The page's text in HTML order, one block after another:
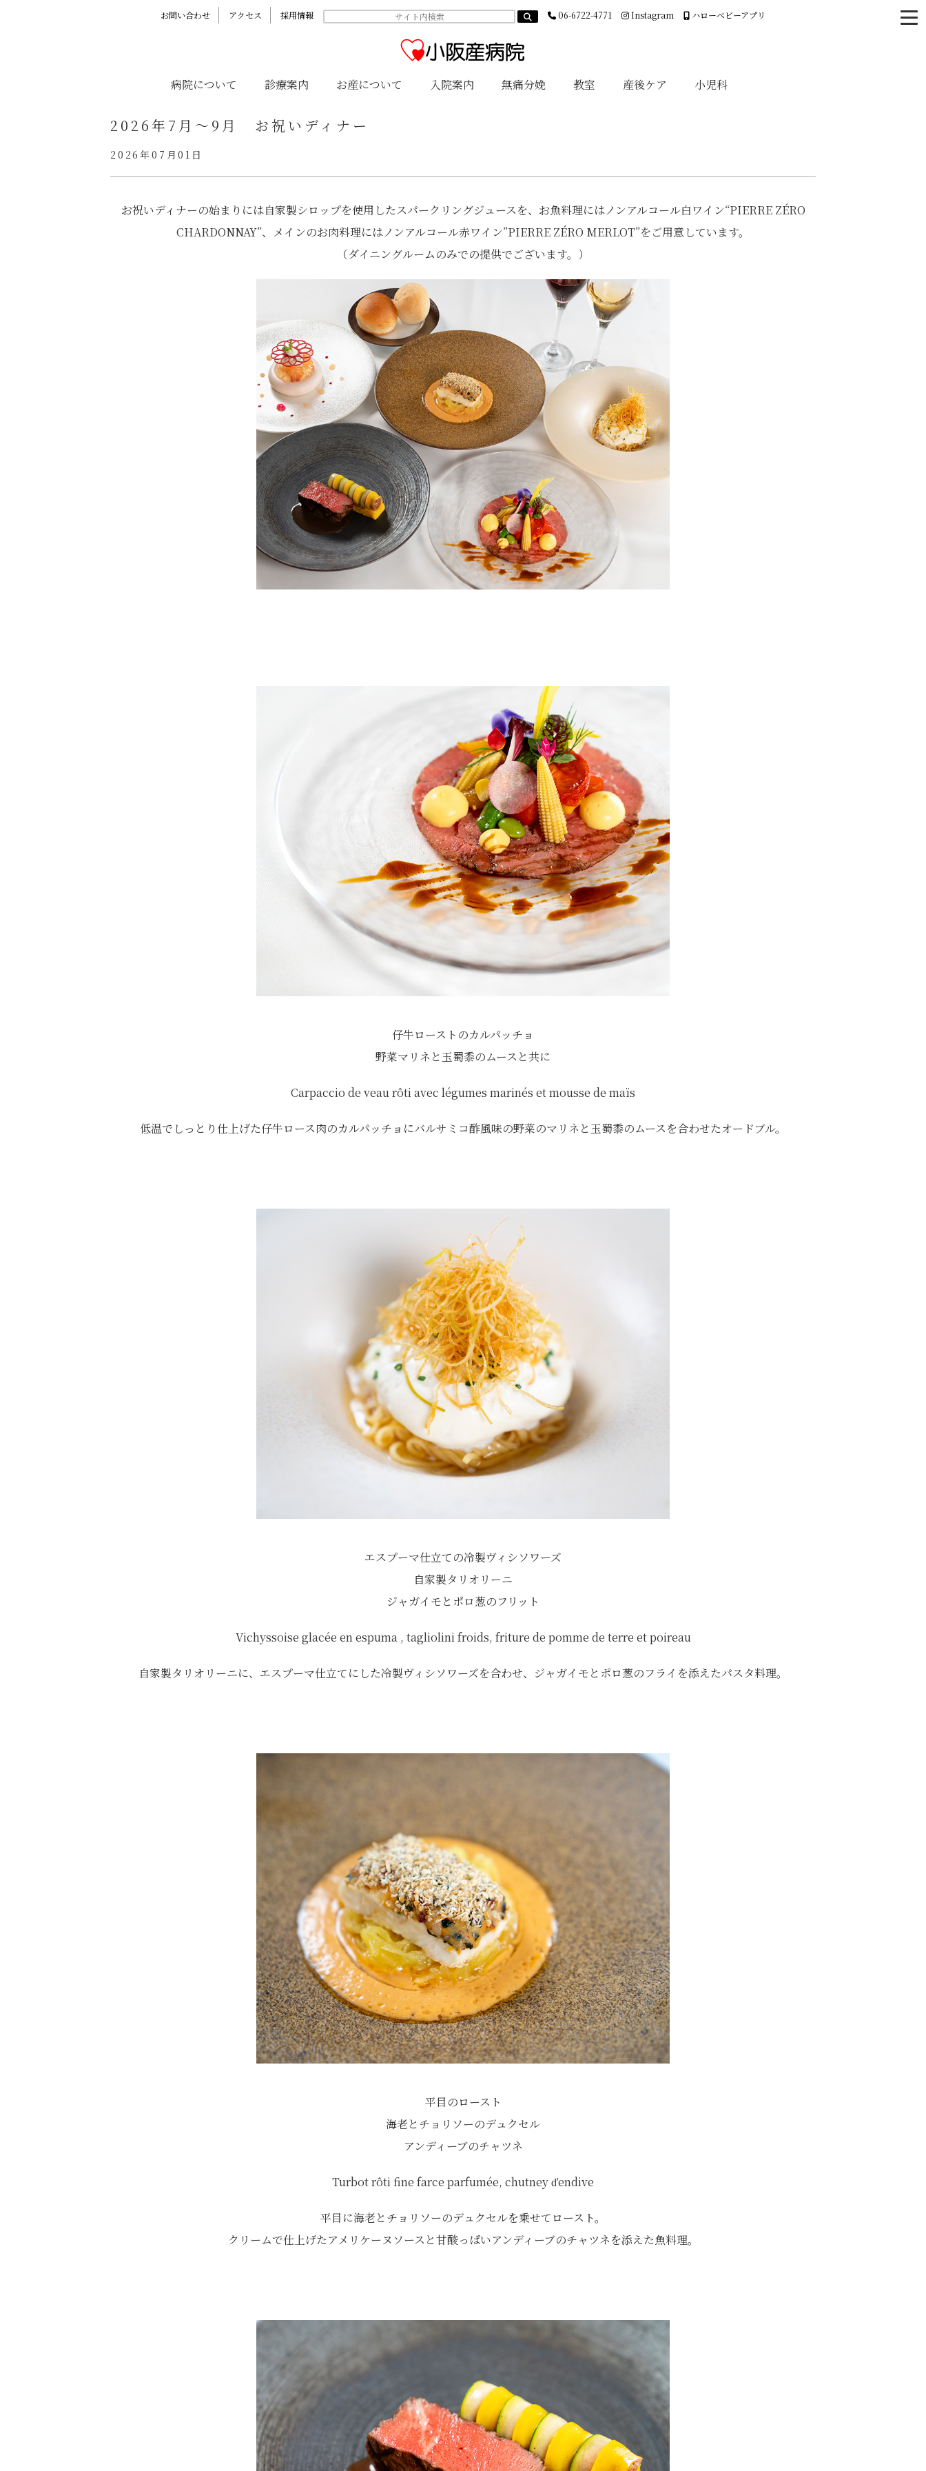
お問い合わせ アクセス 採用情報 06-6722-4771 Instagram ハローベビーアプリ
病院について 診療案内 お産について 入院案内 無痛分娩 教室 産後ケア 小児科
2026年7月～9月 お祝いディナー
2026年07月01日
お祝いディナーの始まりには自家製シロップを使用したスパークリングジュースを、お魚料理にはノンアルコール白ワイン“PIERRE ZÉRO
CHARDONNAY”、メインのお肉料理にはノンアルコール赤ワイン”PIERRE ZÉRO MERLOT”をご用意しています。
（ダイニングルームのみでの提供でございます。）
仔牛ローストのカルパッチョ
野菜マリネと玉蜀黍のムースと共に
Carpaccio de veau rôti avec légumes marinés et mousse de maïs
低温でしっとり仕上げた仔牛ロース肉のカルパッチョにバルサミコ酢風味の野菜のマリネと玉蜀黍のムースを合わせたオードブル。
エスプーマ仕立ての冷製ヴィシソワーズ
自家製タリオリーニ
ジャガイモとポロ葱のフリット
Vichyssoise glacée en espuma , tagliolini froids, friture de pomme de terre et poireau
自家製タリオリーニに、エスプーマ仕立てにした冷製ヴィシソワーズを合わせ、ジャガイモとポロ葱のフライを添えたパスタ料理。
平目のロースト
海老とチョリソーのデュクセル
アンディーブのチャツネ
Turbot rôti fine farce parfumée, chutney ďendive
平目に海老とチョリソーのデュクセルを乗せてロースト。
クリームで仕上げたアメリケーヌソースと甘酸っぱいアンディーブのチャツネを添えた魚料理。